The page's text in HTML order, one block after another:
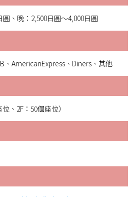
圓、晚：2,500日圓～4,000日圓
、AmericanExpress、Diners、其他
、2F：50個座位）